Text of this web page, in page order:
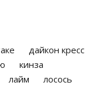
дайкон кресс
кинза
лайм
лосось